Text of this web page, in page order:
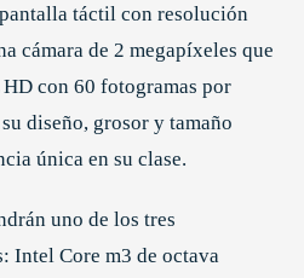
táctil con resolución
cámara de 2 megapíxeles que
con 60 fotogramas por
diseño, grosor y tamaño
única en su clase.
uno de los tres
Intel Core m3 de octava